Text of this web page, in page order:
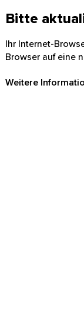
Bitte
Ihr Internet-
Browser auf eine
Weitere